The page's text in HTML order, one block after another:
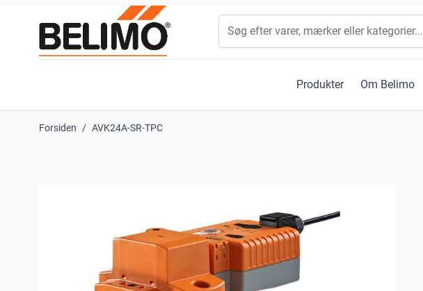
Produkter Om Belimo
Søg
Forsiden / AVK24A-SR-TPC